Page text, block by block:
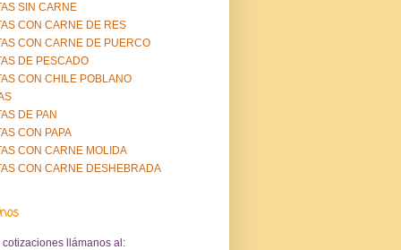
SIN CARNE
CON CARNE DE RES
CON CARNE DE PUERCO
DE PESCADO
CON CHILE POBLANO
DE PAN
CON PAPA
CON CARNE MOLIDA
CON CARNE DESHEBRADA
cotizaciones llámanos al: